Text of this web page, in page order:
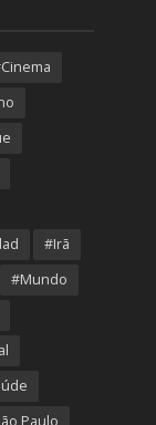
#Irã
#Mundo
Paulo